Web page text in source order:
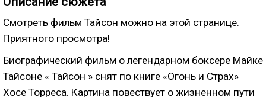
Смотреть фильм Тайсон можно на этой странице.
Приятного просмотра!
Биографический фильм о легендарном боксере Майке
Тайсоне « Тайсон » снят по книге «Огонь и Страх»
Хосе Торреса. Картина повествует о жизненном пути